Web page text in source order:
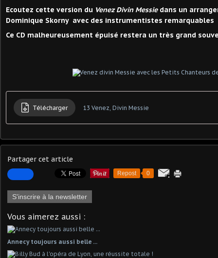
Ecoutez cette version du Venez Divin Messiedans un
Dominique Skorny avec des instrumentistes remarquables
Ce CD malheureusement épuisé restera un très grand
Télécharger 13 Venez, Divin Messie
Partager cet article
Repost 0
S'inscrire à la newsletter
Vous aimerez aussi :
Annecy toujours aussi belle ...